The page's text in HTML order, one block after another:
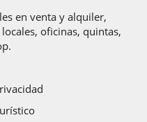
en venta y alquiler,
oficinas, quintas,